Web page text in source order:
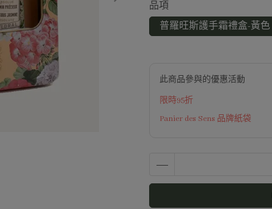
品項
普羅旺斯護手霜禮盒-黃色
此商品參與的優惠活動
限時95折
Panier des Sens 品牌紙袋